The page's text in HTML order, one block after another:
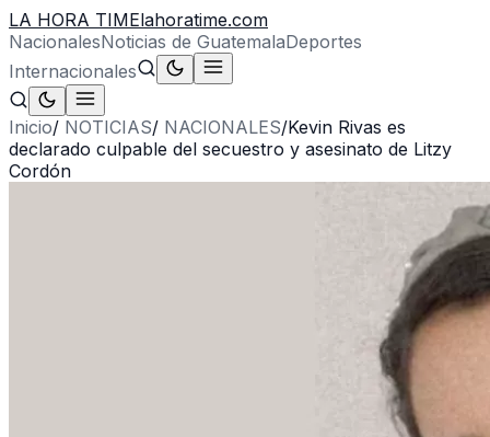
LA HORA TIMElahoratime.com
NacionalesNoticias de GuatemalaDeportes
Internacionales
Inicio/ NOTICIAS/ NACIONALES/Kevin Rivas es
declarado culpable del secuestro y asesinato de Litzy
Cordón